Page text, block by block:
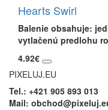
Hearts Swirl
Balenie obsahuje:
vytlačenú predlohu
4.92€
PIXELUJ.EU
Tel.: +421 905 893 013
Mail: